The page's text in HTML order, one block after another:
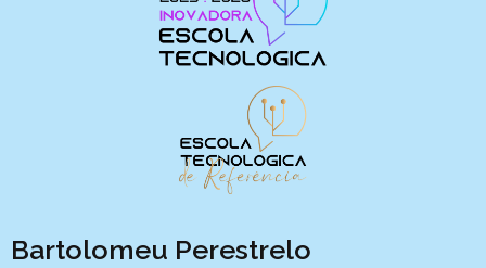
Bartolomeu Perestrelo